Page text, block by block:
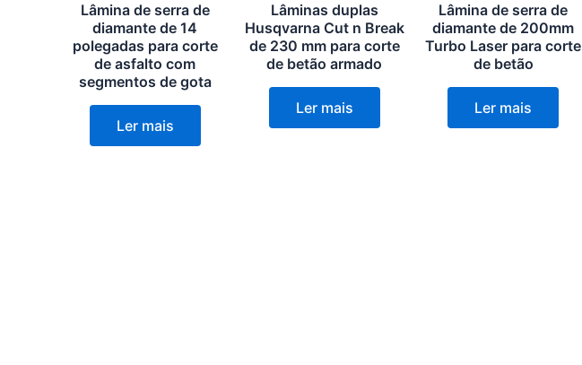
Lâmina de serra de
diamante de 14
polegadas para corte
de asfalto com
segmentos de gota
Ler mais
Lâminas duplas
Husqvarna Cut n Break
de 230 mm para corte
de betão armado
Ler mais
Lâmina de serra de
diamante de 200mm
Turbo Laser para corte
de betão
Ler mais